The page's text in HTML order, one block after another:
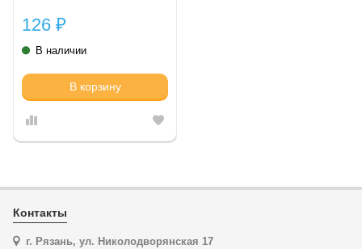
126 ₽
В наличии
В корзину
Контакты
г. Рязань, ул. Николодворянская 17